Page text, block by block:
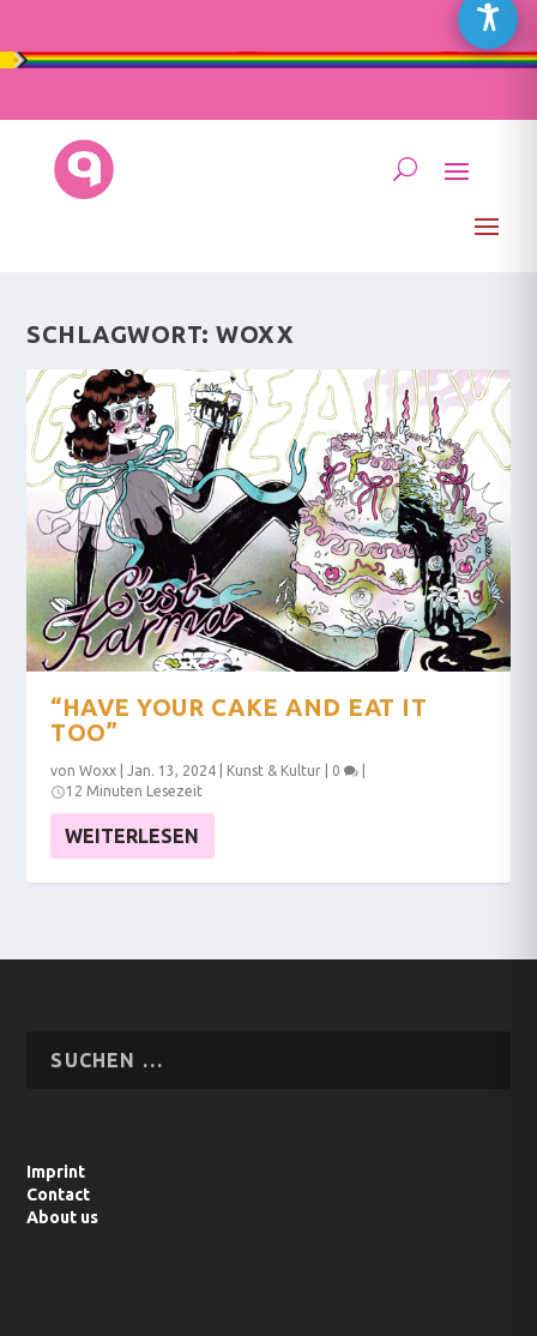
SCHLAGWORT:WOXX
“HAVE YOUR CAKE AND EAT IT
TOO”
vonWoxx |Jan. 13, 2024 Kunst & Kultur 0
12 Minuten Lesezeit
WEITERLESEN
Imprint
Contact
About us